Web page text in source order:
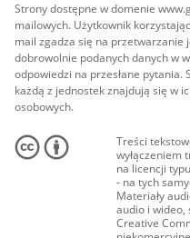
Strony dostępne w domenie
mailowych. Użytkownik
mail zgadza się na przetwarzanie
dobrowolnie podanych danych w
odpowiedzi na przesłane pytania.
każdą z jednostek znajdują się w
osobowych.
Treści
wyłączeniem
na licencji
- na tych
Materiały
audio i wideo,
Creative